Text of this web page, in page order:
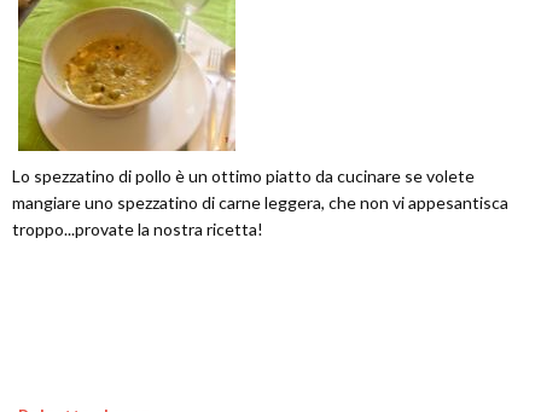
Lo spezzatino di pollo è un ottimo piatto da cucinare se volete
mangiare uno spezzatino di carne leggera, che non vi appesantisca
troppo...provate la nostra ricetta!